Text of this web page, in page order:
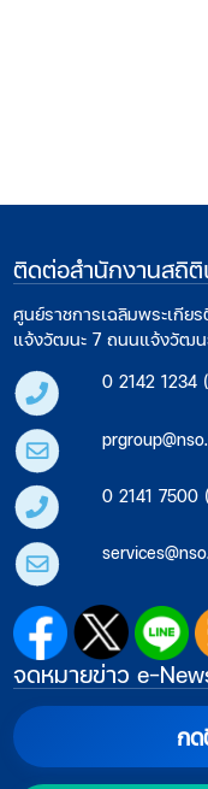
ติดต่อสำนักงานสถิ
ศูนย์ราชการเฉลิมพระเกีย
แจ้งวัฒนะ 7 ถนนแจ้งวัฒน
0 2142 1234
0 2141 7500
จดหมายข่าว e-
กด